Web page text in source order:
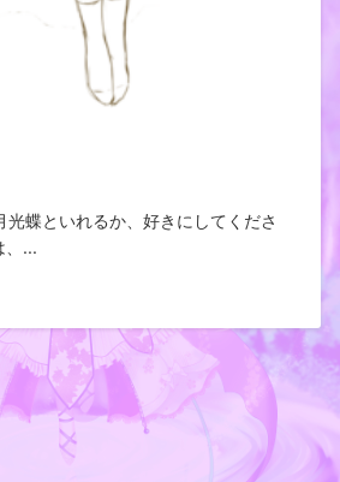
蝶といれるか、好きにしてくださ
、...